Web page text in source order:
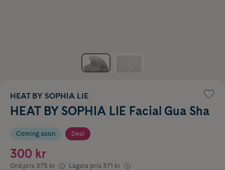
HEAT BY SOPHIA LIE
HEAT BY SOPHIA LIE Facial Gua Sha
Coming soon Deal
300 kr
Ord.pris 375 kr Lägsta pris 371 kr